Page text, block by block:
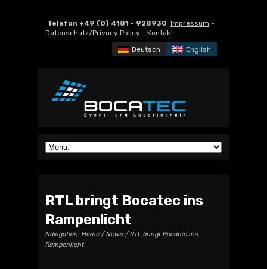
Telefon +49 (0) 4181 - 928930 Impressum -
Datenschutz/Privacy Policy - Kontakt
Deutsch
English
RTL bringt Bocatec ins
Rampenlicht
Navigation: Home /News / RTL bringt Bocatec ins
Rampenlicht